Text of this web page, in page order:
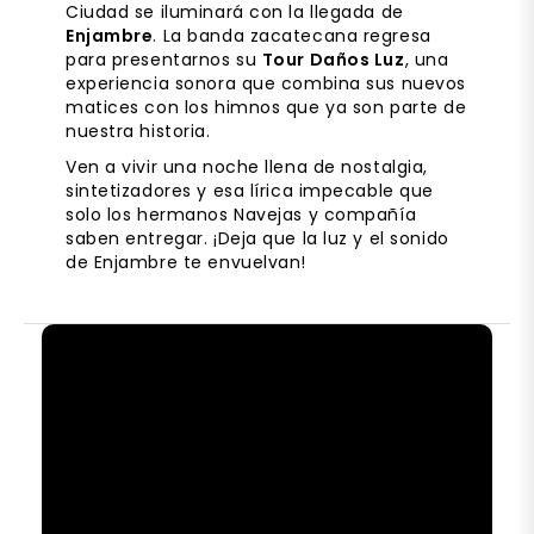
Ciudad se iluminará con la llegada de
Enjambre. La banda zacatecana regresa
para presentarnos su Tour Daños Luz, una
experiencia sonora que combina sus nuevos
matices con los himnos que ya son parte de
nuestra historia.
Ven a vivir una noche llena de nostalgia,
sintetizadores y esa lírica impecable que
solo los hermanos Navejas y compañía
saben entregar. ¡Deja que la luz y el sonido
de Enjambre te envuelvan!